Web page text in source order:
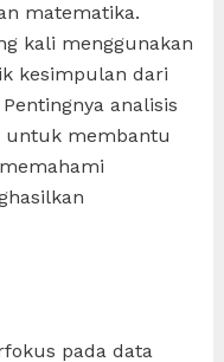
matematika.
kali menggunakan
kesimpulan dari
analisis
untuk membantu
pada data